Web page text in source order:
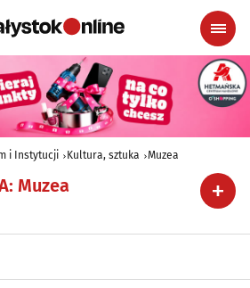
i Instytucji Kultura, sztuka Muzea
: Muzea